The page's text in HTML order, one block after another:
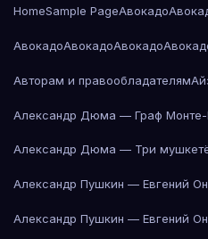
HomeSample PageАвокадо
АвокадоАвокадоАвокадо
Авторам и правообладателям
Александр Дюма — Граф Монте-
Александр Дюма — Три
Александр Пушкин — Евгений
Александр Пушкин — Евгений